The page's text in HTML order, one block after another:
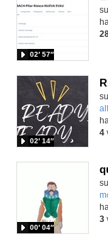
02′ 57″
02′ 14″
4
00′ 04″
3